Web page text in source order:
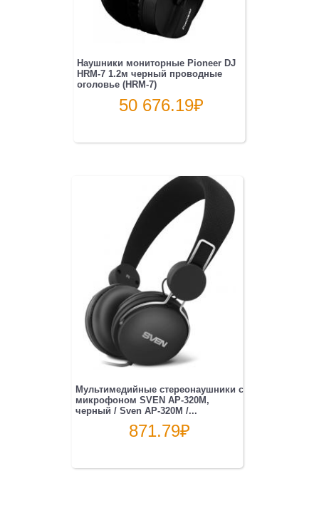
Наушники мониторные Pioneer DJ
HRM-7 1.2м черный проводные
оголовье (HRM-7)
50 676.19₽
Мультимедийные стереонаушники с
микрофоном SVEN AP-320M,
черный / Sven AP-320M /...
871.79₽